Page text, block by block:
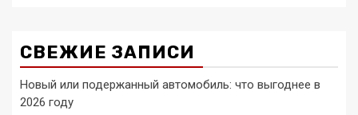
СВЕЖИЕ ЗАПИСИ
Новый или подержанный автомобиль: что выгоднее в
2026 году